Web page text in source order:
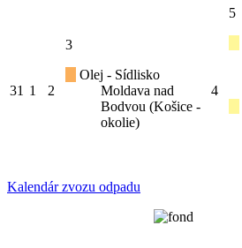
31 1 2
3
Olej - Sídlisko
Moldava nad
Bodvou (Košice -
okolie)
4
5
Kalendár zvozu odpadu